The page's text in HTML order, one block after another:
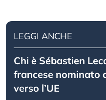
LEGGI ANCHE
Chi è Sébastien
francese nominato
verso l’UE